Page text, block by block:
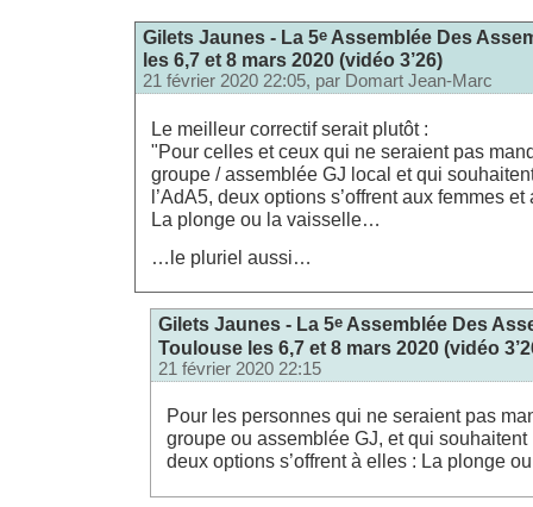
Gilets Jaunes - La 5e Assemblée Des
les 6,7 et 8 mars 2020 (vidéo 3’26)
21 février 2020 22:05, par Domart Jean-Marc
Le meilleur correctif serait plutôt :
"Pour celles et ceux qui ne seraient pas
groupe / assemblée GJ local et qui
l’AdA5, deux options s’offrent aux femmes
La plonge ou la vaisselle…
…le pluriel aussi…
Gilets Jaunes - La 5e Assemblée Des
Toulouse les 6,7 et 8 mars 2020 (vidéo
21 février 2020 22:15
Pour les personnes qui ne seraient pas
groupe ou assemblée GJ, et qui souhaitent
deux options s’offrent à elles : La plonge